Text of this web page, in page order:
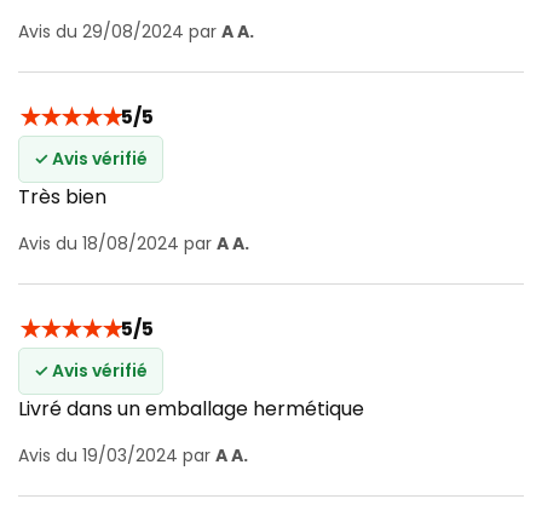
Avis du 29/08/2024 par A A.
★★★★★5/5
✓ Avis vérifié
Très bien
Avis du 18/08/2024 par A A.
★★★★★5/5
✓ Avis vérifié
Livré dans un emballage hermétique
Avis du 19/03/2024 par A A.